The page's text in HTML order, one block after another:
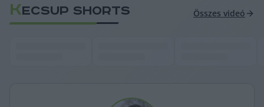
KECSUP SHORTS Összes videó